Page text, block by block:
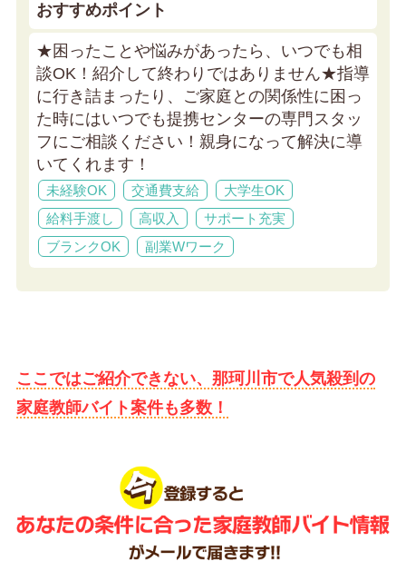
おすすめポイント
★困ったことや悩みがあったら、いつでも相
談OK！紹介して終わりではありません★指導
に行き詰まったり、ご家庭との関係性に困っ
た時にはいつでも提携センターの専門スタッ
フにご相談ください！親身になって解決に導
いてくれます！
未経験OK 交通費支給
大学生OK
給料手渡し
高収入
サポート充実
ブランクOK
副業Wワーク
ここではご紹介できない、那珂川市で人気殺到の
家庭教師バイト案件も多数！